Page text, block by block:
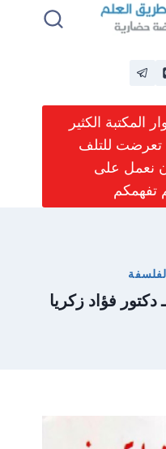
المكتبة الكثير
تعرضت للتلف
نعمل على
تفهمكم
فؤاد زكريا